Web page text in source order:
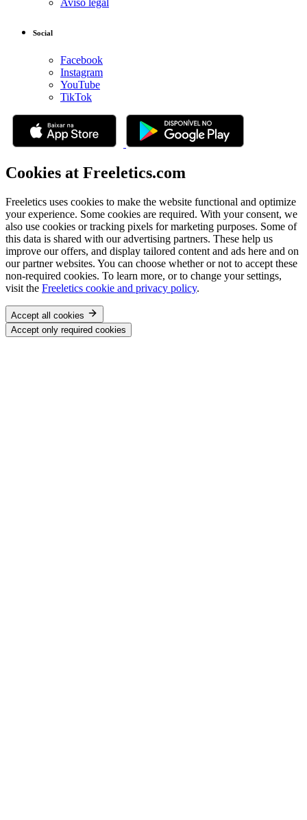
Social
Facebook
Instagram
YouTube
TikTok
Cookies at Freeletics.com
Freeletics uses cookies to make the website functional and optimize
your experience. Some cookies are required. With your consent, we
also use cookies or tracking pixels for marketing purposes. Some of
this data is shared with our advertising partners. These help us
improve our offers, and display tailored content and ads here and on
our partner websites. You can choose whether or not to accept these
non-required cookies. To learn more, or to change your settings,
visit the Freeletics cookie and privacy policy.
Accept all cookies
Accept only required cookies